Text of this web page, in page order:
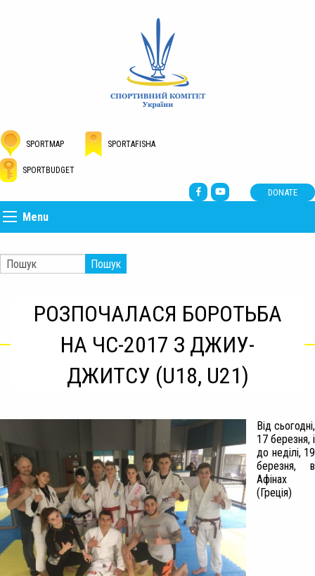
SPORTMAP SPORTAFISHA
SPORTBUDGET
DONATE
Menu
Пошук
РОЗПОЧАЛАСЯ БОРОТЬБА
НА ЧС-2017 З ДЖИУ-
ДЖИТСУ (U18, U21)
Від сьогодні,
17 березня, і
до неділі, 19
березня, в
Афінах
(Греція)